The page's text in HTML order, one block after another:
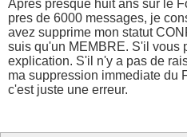
Apres presque huit ans sur le
pres de 6000 messages, je
avez supprime mon statut
suis qu'un MEMBRE. S'il vous
explication. S'il n'y a pas de
ma suppression immediate du
c'est juste une erreur.